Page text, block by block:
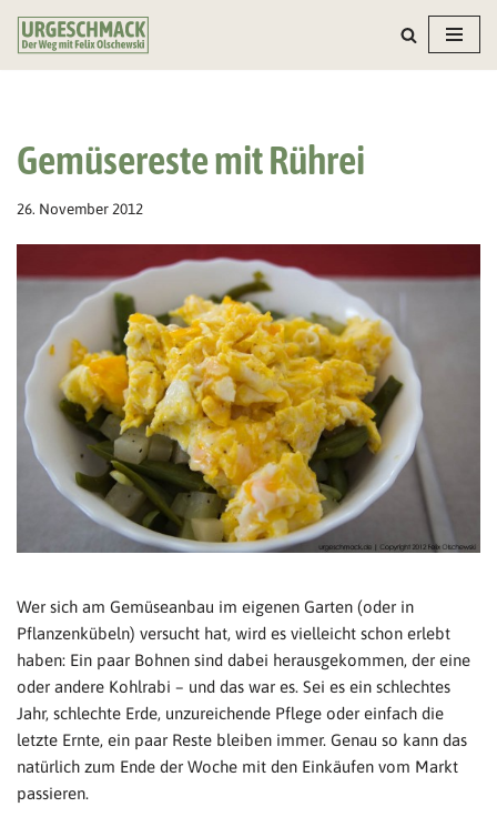
Zum
Gemüsereste mit Rührei
26. November 2012
Wer sich am Gemüseanbau im eigenen Garten (oder in
Pflanzenkübeln) versucht hat, wird es vielleicht schon erlebt
haben: Ein paar Bohnen sind dabei herausgekommen, der eine
oder andere Kohlrabi – und das war es. Sei es ein schlechtes
Jahr, schlechte Erde, unzureichende Pflege oder einfach die
letzte Ernte, ein paar Reste bleiben immer. Genau so kann das
natürlich zum Ende der Woche mit den Einkäufen vom Markt
passieren.